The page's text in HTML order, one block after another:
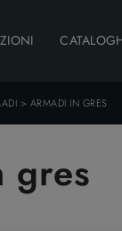
> ARMADI IN GRES
gres